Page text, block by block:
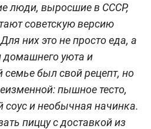
люди, выросшие в СССР,
советскую версию
них это не просто еда, а
домашнего уюта и
был свой рецепт, но
пышное тесто,
и необычная начинка.
пиццу с доставкой из